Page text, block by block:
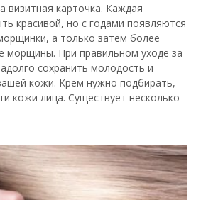
визитная карточка. Каждая
красивой, но с годами появляются
а только затем более
морщины. При правильном уходе за
сохранить молодость и
кожи. Крем нужно подбирать,
кожи лица. Существует несколько